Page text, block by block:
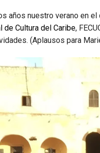
años nuestro verano en
de Cultura del Caribe,
(Aplausos para